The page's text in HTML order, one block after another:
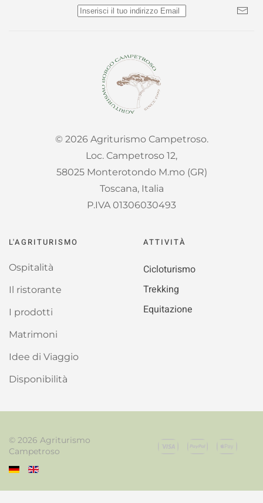
© 2026Agriturismo Campetroso.
Loc. Campetroso 12,
58025 Monterotondo M.mo (GR)
Toscana, Italia
P.IVA 01306030493
L'AGRITURISMO
Ospitalità
Il ristorante
I prodotti
Matrimoni
Idee di Viaggio
Disponibilità
ATTIVITÀ
Cicloturismo
Trekking
Equitazione
© 2026 Agriturismo
Campetroso